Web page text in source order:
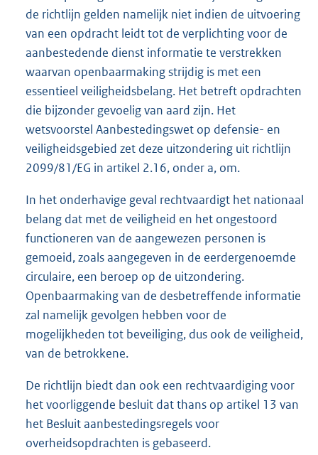
de richtlijn gelden namelijk niet indien de uitvoering
van een opdracht leidt tot de verplichting voor de
aanbestedende dienst informatie te verstrekken
waarvan openbaarmaking strijdig is met een
essentieel veiligheidsbelang. Het betreft opdrachten
die bijzonder gevoelig van aard zijn. Het
wetsvoorstel Aanbestedingswet op defensie- en
veiligheidsgebied zet deze uitzondering uit richtlijn
2099/81/EG in artikel 2.16, onder a, om.
In het onderhavige geval rechtvaardigt het nationaal
belang dat met de veiligheid en het ongestoord
functioneren van de aangewezen personen is
gemoeid, zoals aangegeven in de eerdergenoemde
circulaire, een beroep op de uitzondering.
Openbaarmaking van de desbetreffende informatie
zal namelijk gevolgen hebben voor de
mogelijkheden tot beveiliging, dus ook de veiligheid,
van de betrokkene.
De richtlijn biedt dan ook een rechtvaardiging voor
het voorliggende besluit dat thans op artikel 13 van
het Besluit aanbestedingsregels voor
overheidsopdrachten is gebaseerd.